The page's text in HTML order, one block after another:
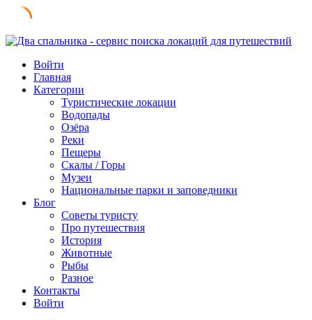
Skip
contentВойти
Главная
Категории
Туристические локации
Водопады
Озёра
Реки
Пещеры
Скалы / Горы
Музеи
Национальные парки и заповедники
Блог
Советы туристу
Про путешествия
История
Животные
Рыбы
Разное
Контакты
Войти